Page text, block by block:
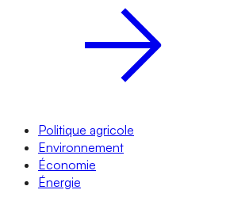
Politique agricole
Environnement
Économie
Énergie